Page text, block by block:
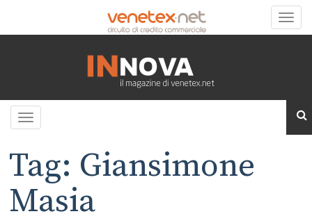
Toggle
Toggle
Tag: Giansimone
Masia